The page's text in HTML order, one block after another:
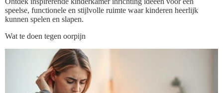
speelse, functionele en stijlvolle ruimte waar kinderen heerlijk
kunnen spelen en slapen.
Wat te doen tegen oorpijn